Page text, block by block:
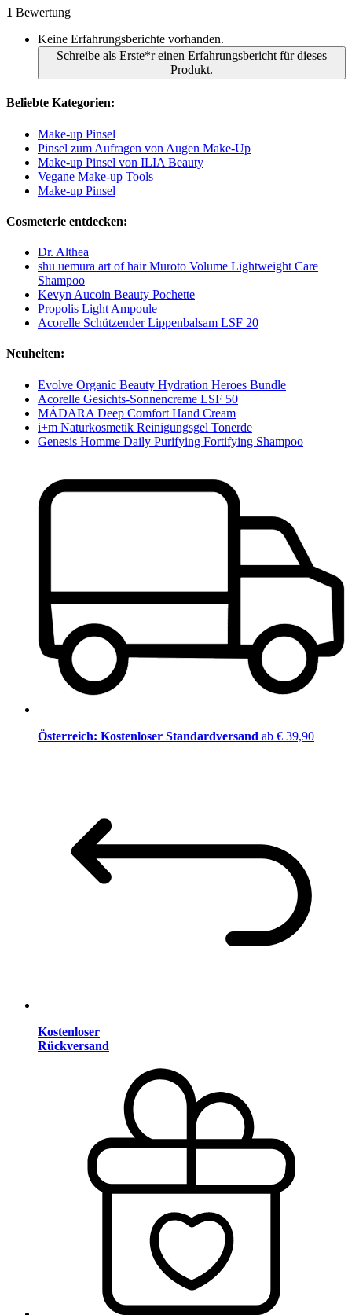
1 Bewertung
Keine Erfahrungsberichte vorhanden.
Schreibe als Erste*r einen Erfahrungsbericht für dieses
Produkt.
Beliebte Kategorien:
Make-up Pinsel
Pinsel zum Aufragen von Augen Make-Up
Make-up Pinsel von ILIA Beauty
Vegane Make-up Tools
Make-up Pinsel
Cosmeterie entdecken:
Dr. Althea
shu uemura art of hair Muroto Volume Lightweight Care
Shampoo
Kevyn Aucoin Beauty Pochette
Propolis Light Ampoule
Acorelle Schützender Lippenbalsam LSF 20
Neuheiten:
Evolve Organic Beauty Hydration Heroes Bundle
Acorelle Gesichts-Sonnencreme LSF 50
MÁDARA Deep Comfort Hand Cream
i+m Naturkosmetik Reinigungsgel Tonerde
Genesis Homme Daily Purifying Fortifying Shampoo
Österreich: Kostenloser Standardversand ab € 39,90
Kostenloser
Rückversand